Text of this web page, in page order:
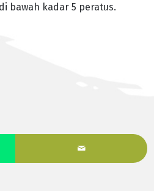
bawah kadar 5 peratus.